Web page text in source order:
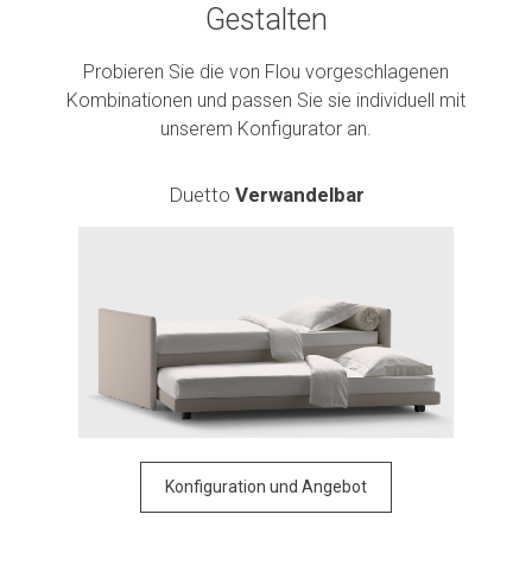
Gestalten
Probieren Sie die von Flou vorgeschlagenen
Kombinationen und passen Sie sie individuell mit
unserem Konfigurator an.
Duetto Verwandelbar
Konfiguration und Angebot